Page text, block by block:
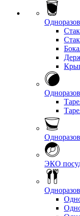
ЭКО